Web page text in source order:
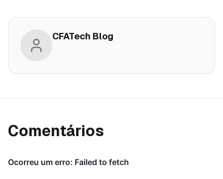
CFATech Blog
Comentários